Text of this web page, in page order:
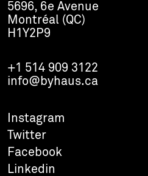
5696, 6e Avenue
Montréal (QC)
H1Y2P9
+1 514 909 3122
info@byhaus.ca
Instagram
Twitter
Facebook
Linkedin